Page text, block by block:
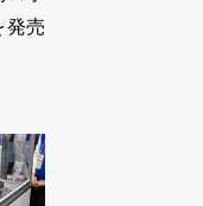
発売